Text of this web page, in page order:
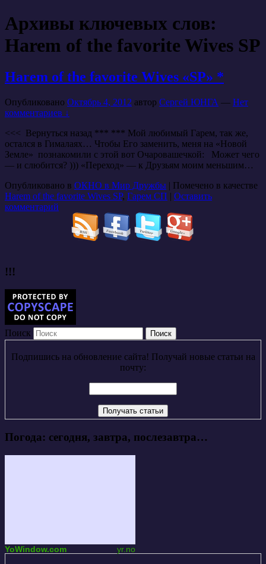
Архивы ключевых слов:
Harem of the favorite Wives SP
Harem of the favorite Wives «SP» *
Опубликовано Октябрь 4, 2012 автор Сергей ЮНГА — Нет
комментариев ↓
<<< Вернуться назад *** *** Мой любимый Гарем, так же,
остался в Гималаях… Чтобы Его заменить, меня на «Новой
Земле» познакомили с этой вот Очаровашечкой: Может чего
— и слюбится? ))) «Переход» — к Друзьям моим меньшим…
Опубликовано в ОКНО в Мир Дружбы | Помечено в качестве
Harem of the favorite Wives SP, Гарем СП | Оставить
комментарий
!!!
Поиск
Подпишись на обновление сайта! Получай новые статьи на
почту:
Погода: сегодня, завтра, послезавтра…
YoWindow.com yr.no